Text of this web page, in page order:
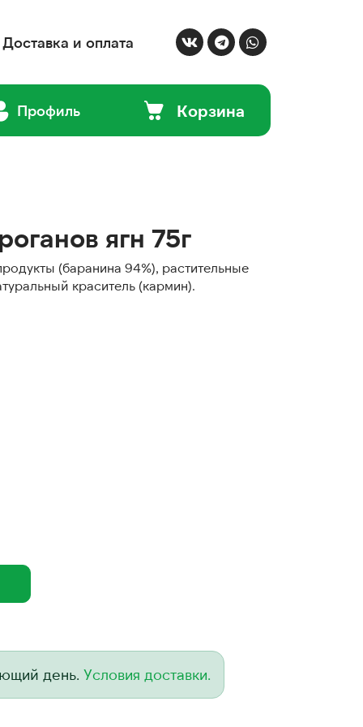
Доставка и оплата
Профиль Корзина
ягн 75г
(баранина 94%), растительные
краситель (кармин).
день. Условия доставки.